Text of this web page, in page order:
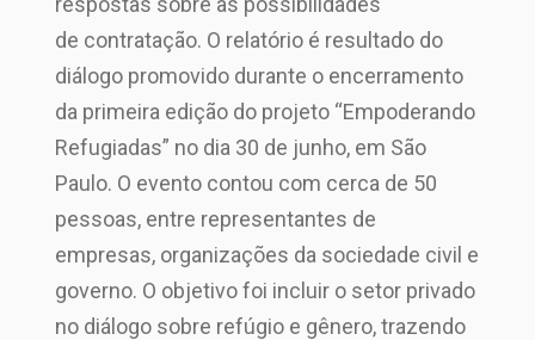
de contratação. O relatório é resultado do
diálogo promovido durante o encerramento
da primeira edição do projeto “Empoderando
Refugiadas” no dia 30 de junho, em São
Paulo. O evento contou com cerca de 50
pessoas, entre representantes de
empresas, organizações da sociedade civil e
governo. O objetivo foi incluir o setor privado
no diálogo sobre refúgio e gênero, trazendo